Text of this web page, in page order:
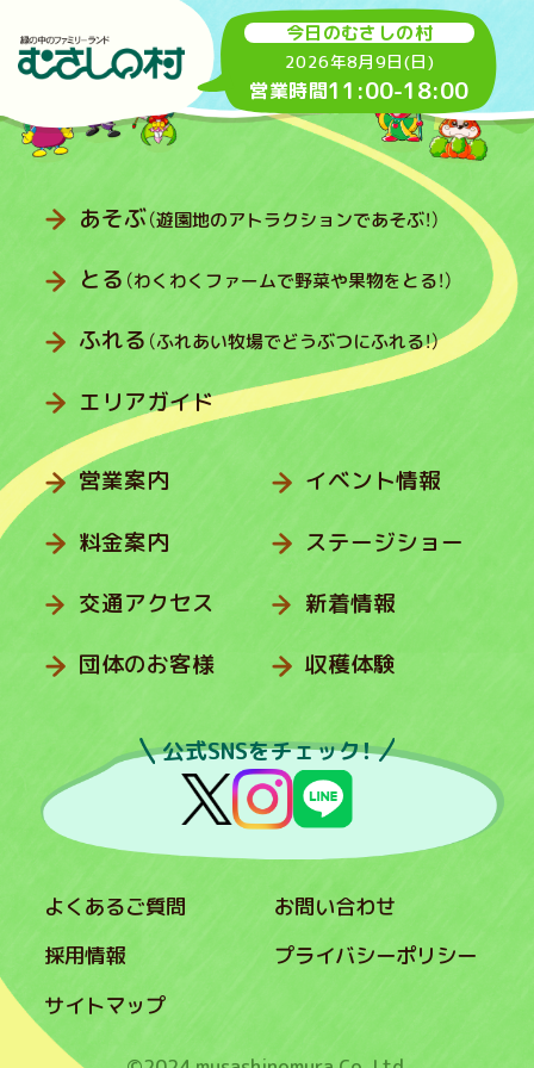
今日のむさしの村
2026年8月9日(日)
営業時間11:00-18:00
あそぶ（遊園地のアトラクションであそぶ！）
とる （わくわくファームで野菜や果物をとる！）
ふれる （ふれあい牧場でどうぶつにふれる！）
エリアガイド
営業案内
料金案内
交通アクセス
団体のお客様
イベント情報
ステージショー
新着情報
収穫体験
公式SNSをチェック！
よくあるご質問
お問い合わせ
採用情報
プライバシーポリシー
サイトマップ